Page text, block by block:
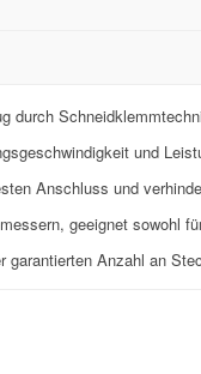
durch
und
Anschluss und
geeignet sowohl
garantierten Anzahl an